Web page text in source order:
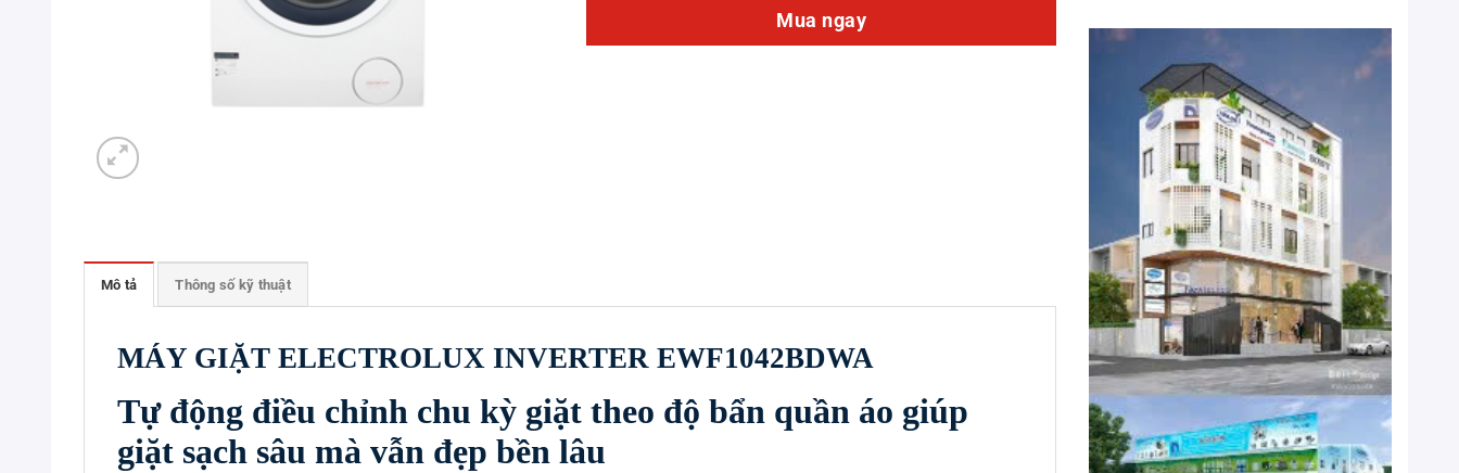
Mua ngay
Mô tả Thông số kỹ thuật
MÁY GIẶT ELECTROLUX INVERTER EWF1042BDWA
Tự động điều chỉnh chu kỳ giặt theo độ bẩn quần áo giúp
giặt sạch sâu mà vẫn đẹp bền lâu